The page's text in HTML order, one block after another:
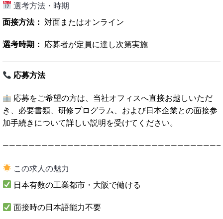
選考方法・時期
面接方法： 対面またはオンライン
選考時期： 応募者が定員に達し次第実施
応募方法
応募をご希望の方は、当社オフィスへ直接お越しいただ
き、必要書類、研修プログラム、および日本企業との面接参
加手続きについて詳しい説明を受けてください。
—————————————————————————————————–
この求人の魅力
日本有数の工業都市・大阪で働ける
面接時の日本語能力不要